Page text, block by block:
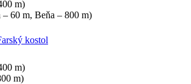
kostol
m)
60 m, Beňa – 800 m)
m)
m)